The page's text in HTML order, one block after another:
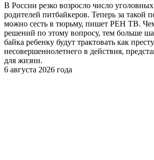
В России резко возросло число
родителей питбайкеров. Теперь за такой
можно сесть в тюрьму, пишет РЕН ТВ.
решений по этому вопросу, тем больше
байка ребенку будут трактовать как
несовершеннолетнего в действия,
для жизни.
6 августа 2026 года